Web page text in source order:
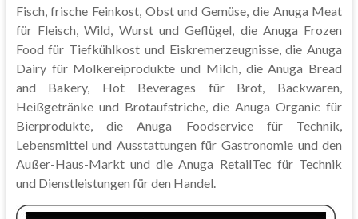
Fisch, frische Feinkost, Obst und Gemüse, die Anuga Meat
für Fleisch, Wild, Wurst und Geflügel, die Anuga Frozen
Food für Tiefkühlkost und Eiskremerzeugnisse, die Anuga
Dairy für Molkereiprodukte und Milch, die Anuga Bread
and Bakery, Hot Beverages für Brot, Backwaren,
Heißgetränke und Brotaufstriche, die Anuga Organic für
Bierprodukte, die Anuga Foodservice für Technik,
Lebensmittel und Ausstattungen für Gastronomie und den
Außer-Haus-Markt und die Anuga RetailTec für Technik
und Dienstleistungen für den Handel.